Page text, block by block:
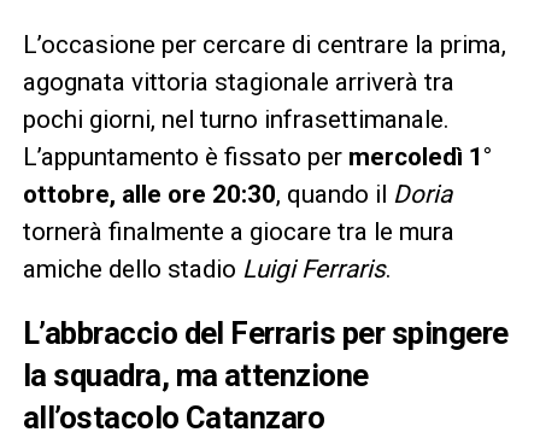
L’occasione per cercare di centrare la prima,
agognata vittoria stagionale arriverà tra
pochi giorni, nel turno infrasettimanale.
L’appuntamento è fissato per mercoledì 1°
ottobre, alle ore 20:30, quando il Doria
tornerà finalmente a giocare tra le mura
amiche dello stadio Luigi Ferraris.
L’abbraccio del Ferraris per spingere
la squadra, ma attenzione
all’ostacolo Catanzaro